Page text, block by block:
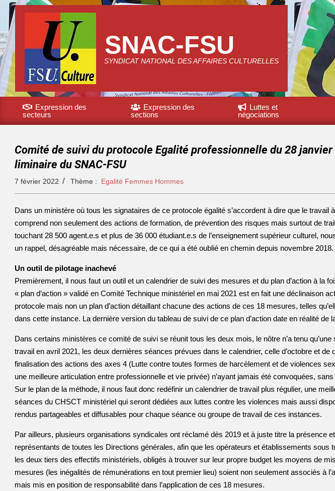
SNAC-FSU
SYNDICAT NATIONAL DES AFFAIRES CULTURELLES
Expression des
secteurs
Expression des
sections
Luttes et
négociations
Comité de suivi du protocole Egalité professionnelle du 28
liminaire du SNAC-FSU
7 février 2022 Thème : Egalité Femmes Hommes
Dans un ministère où tous les signataires de ce protocole égalité s’accordent à dire que le travail
comprend non seulement des actions de formation, de prévention des risques mais surtout de
touchant 28 500 agent.e.s et plus de 36 000 étudiant.e.s de l’enseignement supérieur culturel,
un rappel, désagréable mais nécessaire, de ce qui a été oublié en chemin depuis novembre 2018.
Un outil de pilotage inachevé
Premièrement, il nous faut un outil et un calendrier de suivi des mesures et du plan d’action à la
« plan d’action » validé en Comité Technique ministériel en mai 2021 est en fait une déclinaison
protocole mais non un plan d’action détaillant chacune des actions de ces 18 mesures, telles
dans cette instance. La dernière version du tableau de suivi de ce plan d’action date en réalité de
Dans certains ministères ce comité de suivi se réunit tous les deux mois, le nôtre n’a tenu
travail en avril 2021, les deux dernières séances prévues dans le calendrier, celle d’octobre et de
finalisation des actions des axes 4 (Lutte contre toutes formes de harcèlement et de violences
une meilleure articulation entre professionnelle et vie privée) n’ayant jamais été convoquées,
Sur le plan de la méthode, il nous faut donc redéfinir un calendrier de travail plus régulier, une
séances du CHSCT ministériel qui seront dédiées aux luttes contre les violences mais aussi
rendus partageables et diffusables pour chaque séance ou groupe de travail de ces instances.
Par ailleurs, plusieurs organisations syndicales ont réclamé dès 2019 et à juste titre la présence
représentants de toutes les Directions générales, afin que les opérateurs et établissements sous
les deux tiers des effectifs ministériels, obligés à trouver sur leur propre budget les moyens de
mesures (les inégalités de rémunérations en tout premier lieu) soient non seulement associés à
mais mis en position de responsabilité dans l’application de ces 18 mesures.